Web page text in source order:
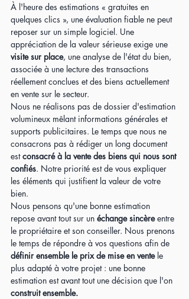
À l'heure des estimations « gratuites en
quelques clics », une évaluation fiable ne peut
reposer sur un simple logiciel. Une
appréciation de la valeur sérieuse exige une
visite sur place, une analyse de l'état du bien,
associée à une lecture des transactions
réellement conclues et des biens actuellement
en vente sur le secteur.
Nous ne réalisons pas de dossier d'estimation
volumineux mêlant informations générales et
supports publicitaires. Le temps que nous ne
consacrons pas à rédiger un long document
est consacré à la vente des biens qui nous sont
confiés. Notre priorité est de vous expliquer
les éléments qui justifient la valeur de votre
bien.
Nous pensons qu'une bonne estimation
repose avant tout sur un échange sincère entre
le propriétaire et son conseiller. Nous prenons
le temps de répondre à vos questions afin de
définir ensemble le prix de mise en vente le
plus adapté à votre projet : une bonne
estimation est avant tout une décision que l'on
construit ensemble.